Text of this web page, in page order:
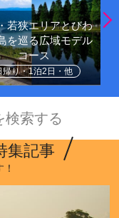
若狭エリアとびわ
を巡る広域モデル
コース
帰り・1泊2日・他
検索する
集記事